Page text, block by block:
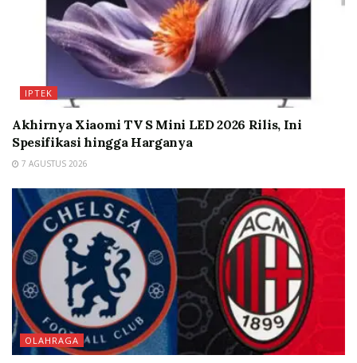
IPTEK
Akhirnya Xiaomi TV S Mini LED 2026 Rilis, Ini
Spesifikasi hingga Harganya
7 AGUSTUS 2026
OLAHRAGA